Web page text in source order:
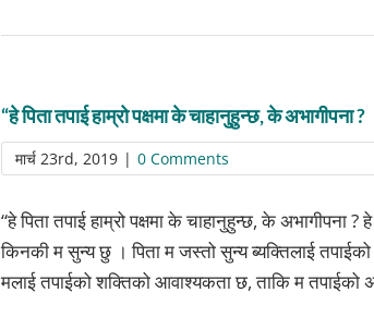
“हे पिता तपाई हाम्रो पक्षमा के चाहानुहुन्छ, के अभागीपना ?
मार्च 23rd, 2019 | 0 Comments
“हे पिता तपाई हाम्रो पक्षमा के चाहानुहुन्छ, के
किनकी म सुन्य छु । पिता म जस्तो सुन्य ब्यक्तिलाई तपाईको
मलाई तपाईको शक्तिको आवाश्यकता छ, ताकि म तपाईको